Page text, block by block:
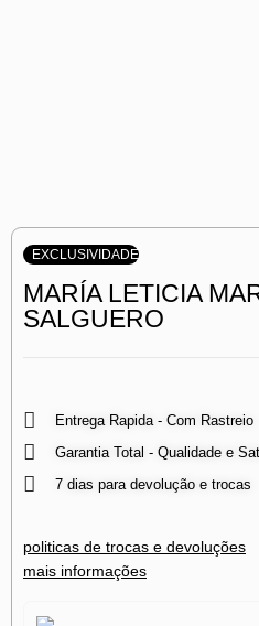
EXCLUSIVIDADE
MARÍA LETICIA
SALGUERO
Entrega Rapida - Com Rastreio
Garantia Total - Qualidade e
7 dias para devolução e trocas
politicas de trocas e devoluções
mais informações